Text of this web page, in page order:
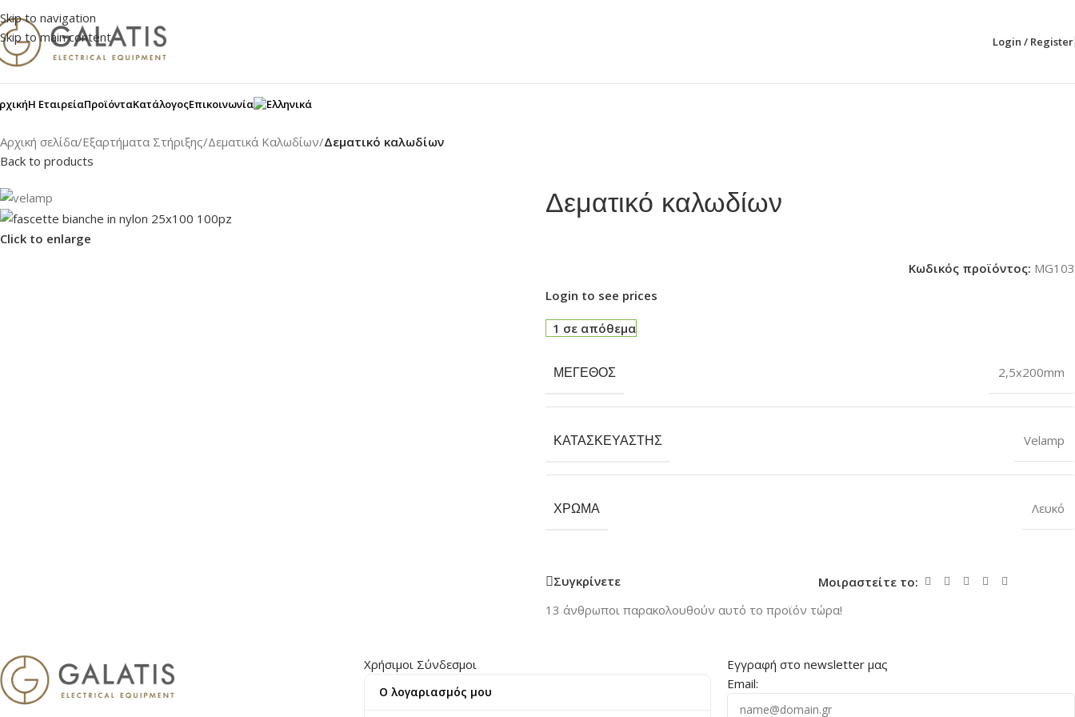
Skip to navigation
Skip to main content
Login / Register
Η ΕταιρείαΠροϊόνταΚατάλογοςΕπικοινωνία
Αρχική σελίδα/Εξαρτήματα Στήριξης/Δεματικά Καλωδίων/Δεματικό καλωδίων
Back to products
Click to enlarge
Δεματικό καλωδίων
Κωδικός προϊόντος: MG103
Login to see prices
1 σε απόθεμα
ΜΈΓΕΘΟΣ 2,5x200mm
ΚΑΤΑΣΚΕΥΑΣΤΉΣ Velamp
ΧΡΏΜΑ Λευκό
Συγκρίνετε
Μοιραστείτε το:
13 άνθρωποι παρακολουθούν αυτό το προϊόν τώρα!
Χρήσιμοι Σύνδεσμοι
Ο λογαριασμός μου
Εγγραφή στο newsletter μας
Email: